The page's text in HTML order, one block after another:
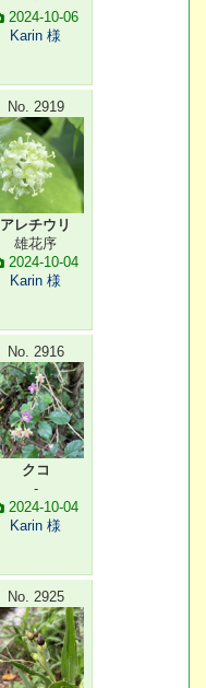
2024-10-06
Karin 様
No. 2919
アレチウリ
雄花序
2024-10-04
Karin 様
No. 2916
クコ
-
2024-10-04
Karin 様
No. 2925